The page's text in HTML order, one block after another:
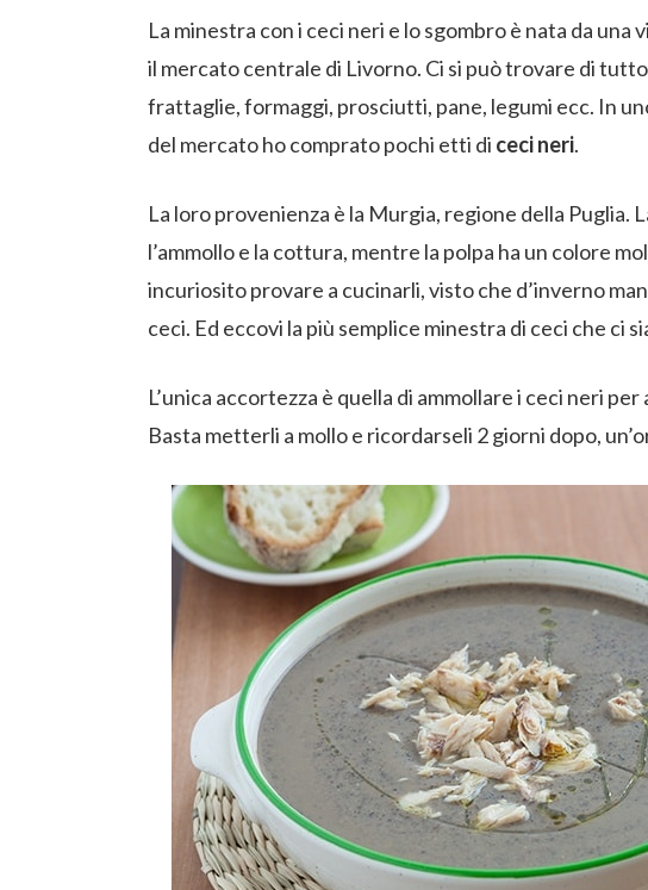
La minestra con i ceci neri e lo sgombro è nata da
il mercato centrale di Livorno. Ci si può trovare di
frattaglie, formaggi, prosciutti, pane, legumi ecc. In
del mercato ho comprato pochi etti di ceci neri.
La loro provenienza è la Murgia, regione della Puglia.
l’ammollo e la cottura, mentre la polpa ha un colore
incuriosito provare a cucinarli, visto che d’inverno
ceci. Ed eccovi la più semplice minestra di ceci che ci
L’unica accortezza è quella di ammollare i ceci neri
Basta metterli a mollo e ricordarseli 2 giorni dopo,